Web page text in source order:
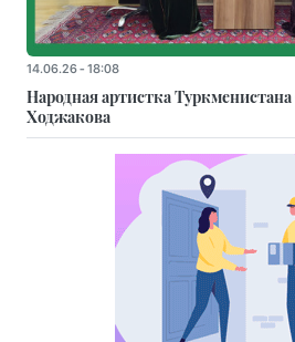
14.06.26 - 18:08
Народная артистка
Ходжакова